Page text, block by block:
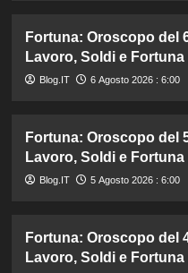
Fortuna: Oroscopo del
Lavoro, Soldi e
Blog.IT 6 Agosto 2026 : 6:00
Fortuna: Oroscopo del
Lavoro, Soldi e
Blog.IT 5 Agosto 2026 : 6:00
Fortuna: Oroscopo del
Lavoro, Soldi e